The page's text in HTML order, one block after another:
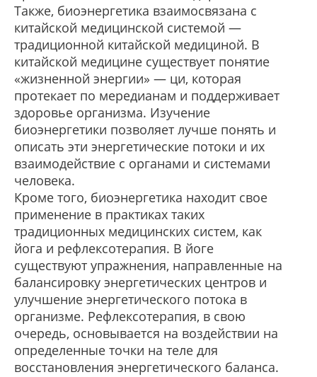
Также, биоэнергетика взаимосвязана с
китайской медицинской системой —
традиционной китайской медициной. В
китайской медицине существует понятие
«жизненной энергии» — ци, которая
протекает по мередианам и поддерживает
здоровье организма. Изучение
биоэнергетики позволяет лучше понять и
описать эти энергетические потоки и их
взаимодействие с органами и системами
человека.
Кроме того, биоэнергетика находит свое
применение в практиках таких
традиционных медицинских систем, как
йога и рефлексотерапия. В йоге
существуют упражнения, направленные на
балансировку энергетических центров и
улучшение энергетического потока в
организме. Рефлексотерапия, в свою
очередь, основывается на воздействии на
определенные точки на теле для
восстановления энергетического баланса.